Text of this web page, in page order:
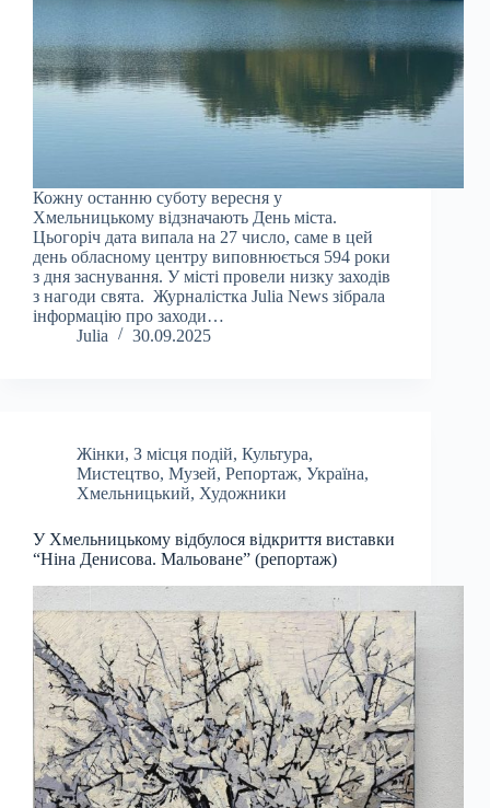
Кожну останню суботу вересня у
Хмельницькому відзначають День міста.
Цьогоріч дата випала на 27 число, саме в цей
день обласному центру виповнюється 594 роки
з дня заснування. У місті провели низку заходів
з нагоди свята. Журналістка Julia News зібрала
інформацію про заходи…
Julia
30.09.2025
Жінки, З місця подій, Культура,
Мистецтво, Музей, Репортаж, Україна,
Хмельницький, Художники
У Хмельницькому відбулося відкриття виставки
“Ніна Денисова. Мальоване” (репортаж)